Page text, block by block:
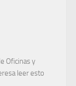
Oficinas y
leer esto